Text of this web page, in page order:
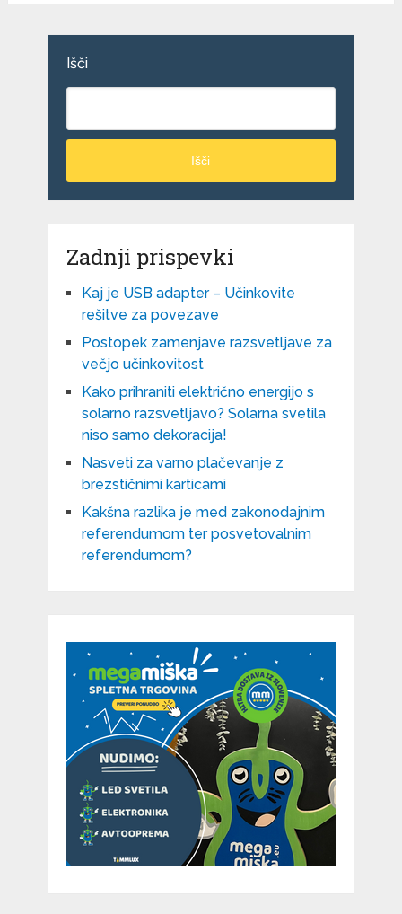
Išči
Išči
Zadnji prispevki
Kaj je USB adapter – Učinkovite
rešitve za povezave
Postopek zamenjave razsvetljave za
večjo učinkovitost
Kako prihraniti električno energijo s
solarno razsvetljavo? Solarna svetila
niso samo dekoracija!
Nasveti za varno plačevanje z
brezstičnimi karticami
Kakšna razlika je med zakonodajnim
referendumom ter posvetovalnim
referendumom?